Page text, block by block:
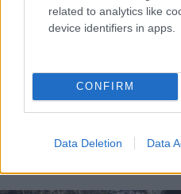
related to analytics like
device identifiers in apps.
CONFIRM
Data Deletion Data